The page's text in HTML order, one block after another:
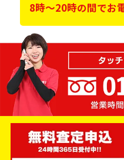
8時～20時の間でお